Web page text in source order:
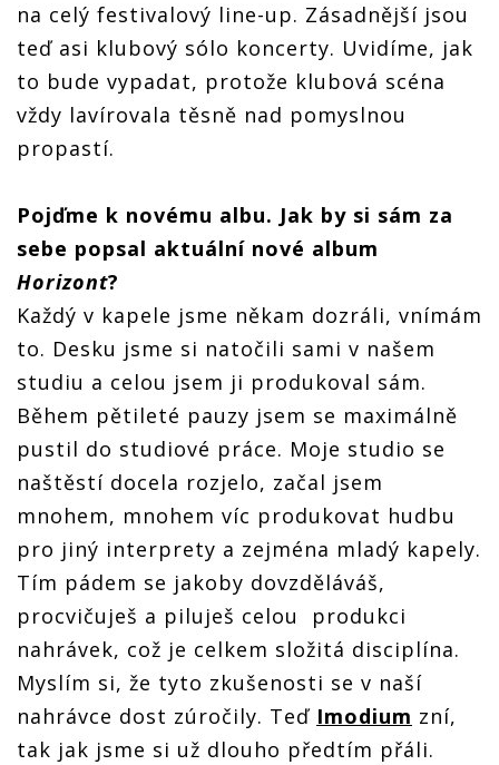
na celý festivalový line-up. Zásadnější jsou
teď asi klubový sólo koncerty. Uvidíme, jak
to bude vypadat, protože klubová scéna
vždy lavírovala těsně nad pomyslnou
propastí.
Pojďme k novému albu. Jak by si sám za
sebe popsal aktuální nové album
Horizont?
Každý v kapele jsme někam dozráli, vnímám
to. Desku jsme si natočili sami v našem
studiu a celou jsem ji produkoval sám.
Během pětileté pauzy jsem se maximálně
pustil do studiové práce. Moje studio se
naštěstí docela rozjelo, začal jsem
mnohem, mnohem víc produkovat hudbu
pro jiný interprety a zejména mladý kapely.
Tím pádem se jakoby dovzděláváš,
procvičuješ a piluješ celou produkci
nahrávek, což je celkem složitá disciplína.
Myslím si, že tyto zkušenosti se v naší
nahrávce dost zúročily. Teď Imodium zní,
tak jak jsme si už dlouho předtím přáli.